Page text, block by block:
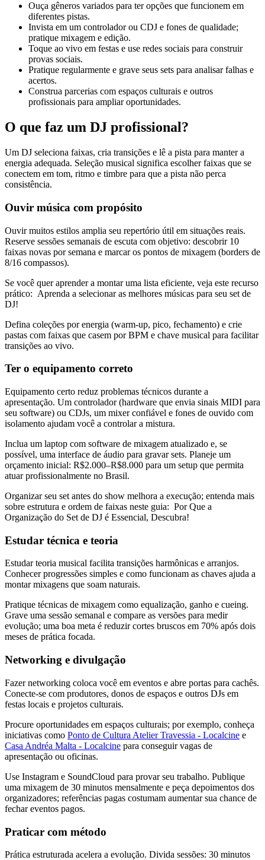
Ouça gêneros variados para ter opções que funcionem em
diferentes pistas.
Invista em um controlador ou CDJ e fones de qualidade;
pratique mixagem e edição.
Toque ao vivo em festas e use redes sociais para construir
provas sociais.
Pratique regularmente e grave seus sets para analisar falhas e
acertos.
Construa parcerias com espaços culturais e outros
profissionais para ampliar oportunidades.
O que faz um DJ profissional?
Um DJ seleciona faixas, cria transições e lê a pista para manter a
energia adequada. Seleção musical significa escolher faixas que se
conectem em tom, ritmo e timbre para que a pista não perca
consistência.
Ouvir música com propósito
Ouvir muitos estilos amplia seu repertório útil em situações reais.
Reserve sessões semanais de escuta com objetivo: descobrir 10
faixas novas por semana e marcar os pontos de mixagem (borders de
8/16 compassos).
Se você quer aprender a montar uma lista eficiente, veja este recurso
prático: Aprenda a selecionar as melhores músicas para seu set de
DJ!
Defina coleções por energia (warm-up, pico, fechamento) e crie
pastas com faixas que casem por BPM e chave musical para facilitar
transições ao vivo.
Ter o equipamento correto
Equipamento certo reduz problemas técnicos durante a
apresentação. Um controlador (hardware que envia sinais MIDI para
seu software) ou CDJs, um mixer confiável e fones de ouvido com
isolamento ajudam você a controlar a mistura.
Inclua um laptop com software de mixagem atualizado e, se
possível, uma interface de áudio para gravar sets. Planeje um
orçamento inicial: R$2.000–R$8.000 para um setup que permita
atuar profissionalmente no Brasil.
Organizar seu set antes do show melhora a execução; entenda mais
sobre estrutura e ordem de faixas neste guia: Por Que a
Organização do Set de DJ é Essencial, Descubra!
Estudar técnica e teoria
Estudar teoria musical facilita transições harmônicas e arranjos.
Conhecer progressões simples e como funcionam as chaves ajuda a
montar mixagens que soam naturais.
Pratique técnicas de mixagem como equalização, ganho e cueing.
Grave uma sessão semanal e compare as versões para medir
evolução; uma boa meta é reduzir cortes bruscos em 70% após dois
meses de prática focada.
Networking e divulgação
Fazer networking coloca você em eventos e abre portas para cachês.
Conecte-se com produtores, donos de espaços e outros DJs em
festas locais e projetos culturais.
Procure oportunidades em espaços culturais; por exemplo, conheça
iniciativas como Ponto de Cultura Atelier Travessia - Localcine e
Casa Andréa Malta - Localcine para conseguir vagas de
apresentação ou oficinas.
Use Instagram e SoundCloud para provar seu trabalho. Publique
uma mixagem de 30 minutos mensalmente e peça depoimentos dos
organizadores; referências pagas costumam aumentar sua chance de
fechar eventos pagos.
Praticar com método
Prática estruturada acelera a evolução. Divida sessões: 30 minutos